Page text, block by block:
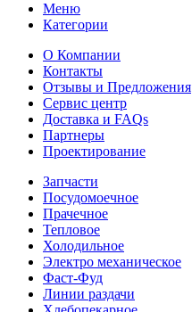
Меню
Категории
О Компании
Контакты
Отзывы и Предложения
Сервис центр
Доставка и FAQs
Партнеры
Проектирование
Запчасти
Посудомоечное
Прачечное
Тепловое
Холодильное
Электро механическое
Фаст-Фуд
Линии раздачи